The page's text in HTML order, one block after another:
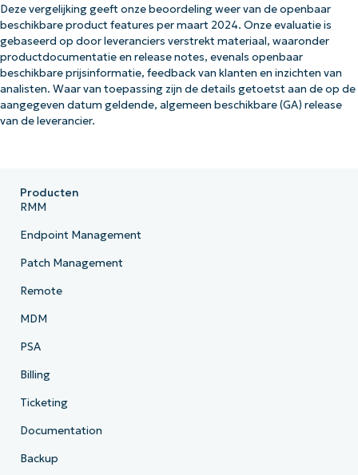
Deze vergelijking geeft onze beoordeling weer van de openbaar
beschikbare product features per maart 2024. Onze evaluatie is
gebaseerd op door leveranciers verstrekt materiaal, waaronder
productdocumentatie en release notes, evenals openbaar
beschikbare prijsinformatie, feedback van klanten en inzichten van
analisten. Waar van toepassing zijn de details getoetst aan de op de
aangegeven datum geldende, algemeen beschikbare (GA) release
van de leverancier.
Producten
RMM
Endpoint Management
Patch Management
Remote
MDM
PSA
Billing
Ticketing
Documentation
Backup